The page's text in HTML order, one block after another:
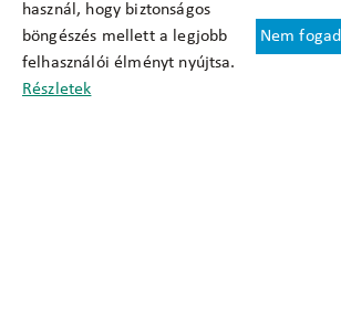
használ, hogy biztonságos
böngészés mellett a legjobb
felhasználói élményt nyújtsa.
Részletek
Nem
Felhasználási